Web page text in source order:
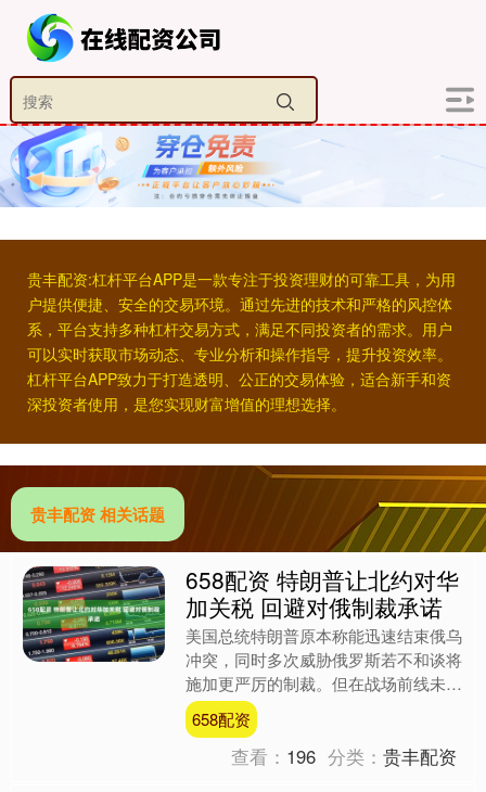
贵丰配资:杠杆平台APP是一款专注于投资理财的可靠工具，为用
户提供便捷、安全的交易环境。通过先进的技术和严格的风控体
系，平台支持多种杠杆交易方式，满足不同投资者的需求。用户
可以实时获取市场动态、专业分析和操作指导，提升投资效率。
杠杆平台APP致力于打造透明、公正的交易体验，适合新手和资
深投资者使用，是您实现财富增值的理想选择。
贵丰配资 相关话题
658配资 特朗普让北约对华
加关税 回避对俄制裁承诺
美国总统特朗普原本称能迅速结束俄乌
冲突，同时多次威胁俄罗斯若不和谈将
施加更严厉的制裁。但在战场前线未有
停火迹象后，特朗普所说的对俄制裁迟
迟没有后文。 当地时间9....
658配资
查看： 196 分类：贵丰配资